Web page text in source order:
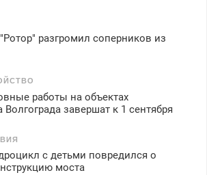
разгромил соперников из
работы на объектах
Волгограда завершат к 1 сентября
с детьми повредился о
моста